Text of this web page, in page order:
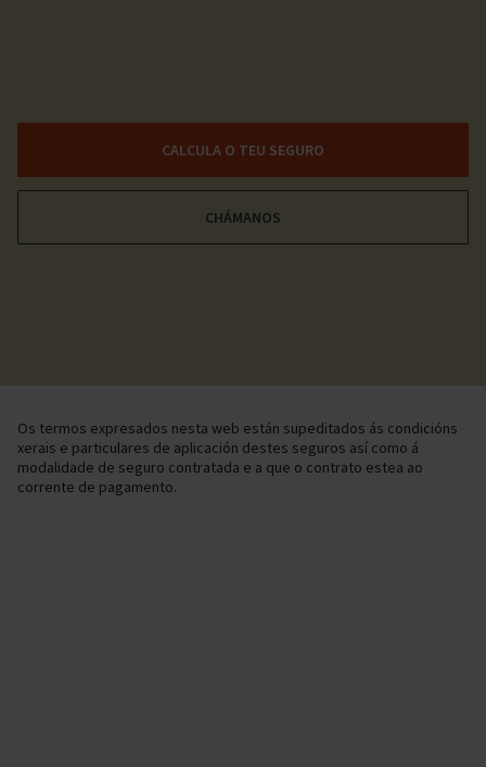
CALCULA O TEU SEGURO
CHÁMANOS
Os termos expresados nesta web están supeditados ás condicións
xerais e particulares de aplicación destes seguros así como á
modalidade de seguro contratada e a que o contrato estea ao
corrente de pagamento.